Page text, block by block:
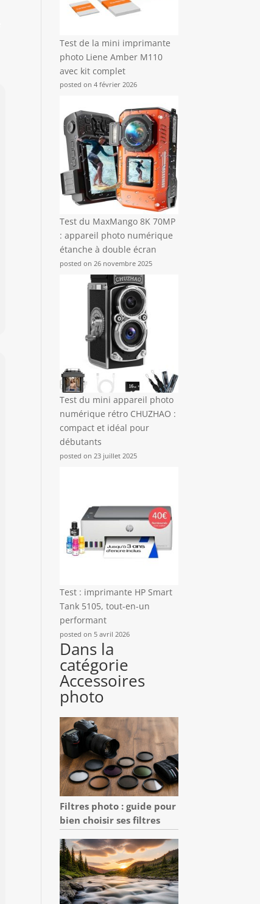
Test de la mini imprimante
photo Liene Amber M110
avec kit complet
posted on 4 février 2026
Test du MaxMango 8K 70MP
: appareil photo numérique
étanche à double écran
posted on 26 novembre 2025
Test du mini appareil photo
numérique rétro CHUZHAO :
compact et idéal pour
débutants
posted on 23 juillet 2025
Test : imprimante HP Smart
Tank 5105, tout-en-un
performant
posted on 5 avril 2026
Dans la
catégorie
Accessoires
photo
Filtres photo : guide pour
bien choisir ses filtres